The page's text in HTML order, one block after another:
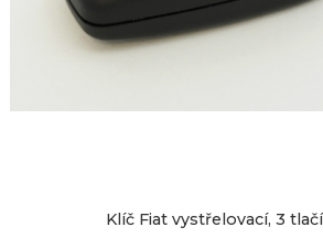
Klíč Fiat vystřelovací, 3